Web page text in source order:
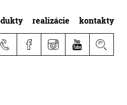
realizácie kontakty